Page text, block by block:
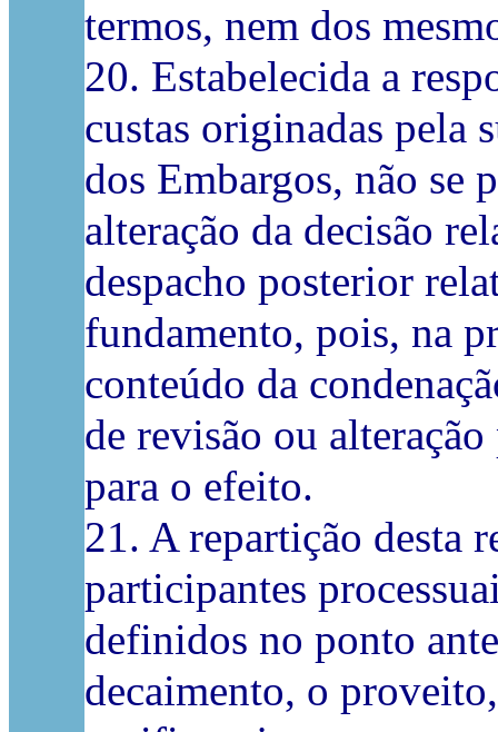
termos, nem dos
20. Estabelecida a
custas originadas pela
dos Embargos, não se
alteração da decisão
despacho posterior
fundamento, pois, na
conteúdo da
de revisão ou
para o efeito.
21. A repartição desta
participantes
definidos no ponto
decaimento, o